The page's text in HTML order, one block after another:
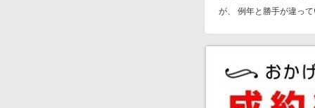
が、 例年と勝手が違っ